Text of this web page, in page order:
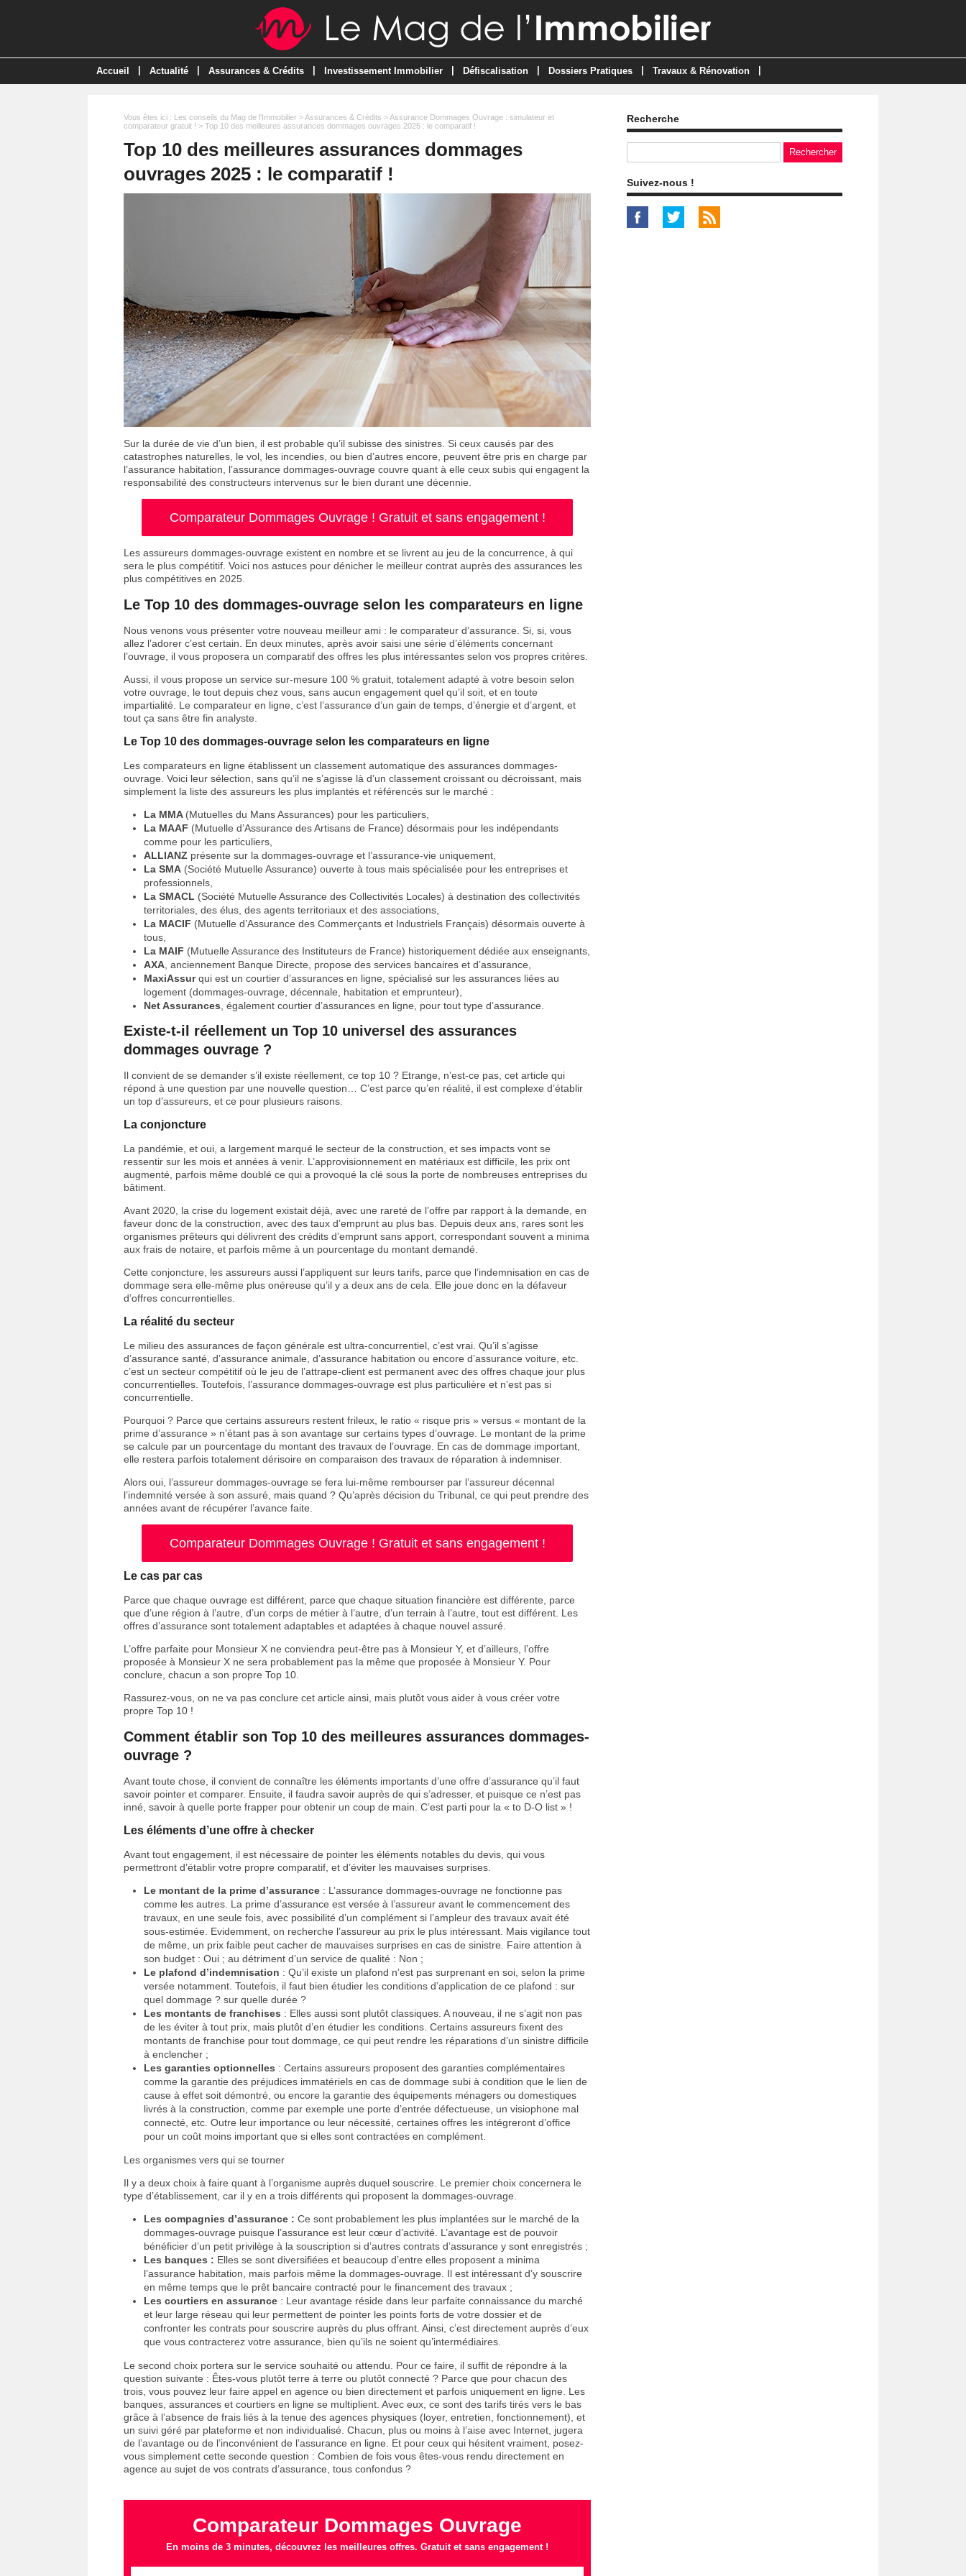
Accueil Actualité Assurances & Crédits Investissement Immobilier Défiscalisation Dossiers Pratiques Travaux & Rénovation
Vous êtes ici : Les conseils du Mag de l'Immobilier >Assurances & Crédits >Assurance Dommages Ouvrage : simulateur et
comparateur gratuit ! > Top 10 des meilleures assurances dommages ouvrages 2025 : le comparatif !
Top 10 des meilleures assurances dommages
ouvrages 2025 : le comparatif !
Sur la durée de vie d’un bien, il est probable qu’il subisse des sinistres. Si ceux causés par des
catastrophes naturelles, le vol, les incendies, ou bien d’autres encore, peuvent être pris en charge par
l’assurance habitation, l’assurance dommages-ouvrage couvre quant à elle ceux subis qui engagent la
responsabilité des constructeurs intervenus sur le bien durant une décennie.
Comparateur Dommages Ouvrage ! Gratuit et sans engagement !
Les assureurs dommages-ouvrage existent en nombre et se livrent au jeu de la concurrence, à qui
sera le plus compétitif. Voici nos astuces pour dénicher le meilleur contrat auprès des assurances les
plus compétitives en 2025.
Le Top 10 des dommages-ouvrage selon les comparateurs en ligne
Nous venons vous présenter votre nouveau meilleur ami : le comparateur d’assurance. Si, si, vous
allez l’adorer c’est certain. En deux minutes, après avoir saisi une série d’éléments concernant
l’ouvrage, il vous proposera un comparatif des offres les plus intéressantes selon vos propres critères.
Aussi, il vous propose un service sur-mesure 100 % gratuit, totalement adapté à votre besoin selon
votre ouvrage, le tout depuis chez vous, sans aucun engagement quel qu’il soit, et en toute
impartialité. Le comparateur en ligne, c’est l’assurance d’un gain de temps, d’énergie et d’argent, et
tout ça sans être fin analyste.
Le Top 10 des dommages-ouvrage selon les comparateurs en ligne
Les comparateurs en ligne établissent un classement automatique des assurances dommages-
ouvrage. Voici leur sélection, sans qu’il ne s’agisse là d’un classement croissant ou décroissant, mais
simplement la liste des assureurs les plus implantés et référencés sur le marché :
La MMA (Mutuelles du Mans Assurances) pour les particuliers,
La MAAF (Mutuelle d’Assurance des Artisans de France) désormais pour les indépendants
comme pour les particuliers,
ALLIANZ présente sur la dommages-ouvrage et l’assurance-vie uniquement,
La SMA (Société Mutuelle Assurance) ouverte à tous mais spécialisée pour les entreprises et
professionnels,
La SMACL (Société Mutuelle Assurance des Collectivités Locales) à destination des collectivités
territoriales, des élus, des agents territoriaux et des associations,
La MACIF (Mutuelle d’Assurance des Commerçants et Industriels Français) désormais ouverte à
tous,
La MAIF (Mutuelle Assurance des Instituteurs de France) historiquement dédiée aux enseignants,
AXA , anciennement Banque Directe, propose des services bancaires et d’assurance,
MaxiAssurqui est un courtier d’assurances en ligne, spécialisé sur les assurances liées au
logement (dommages-ouvrage, décennale, habitation et emprunteur),
Net Assurances , également courtier d’assurances en ligne, pour tout type d’assurance.
Existe-t-il réellement un Top 10 universel des assurances
dommages ouvrage ?
Il convient de se demander s’il existe réellement, ce top 10 ? Etrange, n’est-ce pas, cet article qui
répond à une question par une nouvelle question… C’est parce qu’en réalité, il est complexe d’établir
un top d’assureurs, et ce pour plusieurs raisons.
La conjoncture
La pandémie, et oui, a largement marqué le secteur de la construction, et ses impacts vont se
ressentir sur les mois et années à venir. L’approvisionnement en matériaux est difficile, les prix ont
augmenté, parfois même doublé ce qui a provoqué la clé sous la porte de nombreuses entreprises du
bâtiment.
Avant 2020, la crise du logement existait déjà, avec une rareté de l’offre par rapport à la demande, en
faveur donc de la construction, avec des taux d’emprunt au plus bas. Depuis deux ans, rares sont les
organismes prêteurs qui délivrent des crédits d’emprunt sans apport, correspondant souvent a minima
aux frais de notaire, et parfois même à un pourcentage du montant demandé.
Cette conjoncture, les assureurs aussi l’appliquent sur leurs tarifs, parce que l’indemnisation en cas de
dommage sera elle-même plus onéreuse qu’il y a deux ans de cela. Elle joue donc en la défaveur
d’offres concurrentielles.
La réalité du secteur
Le milieu des assurances de façon générale est ultra-concurrentiel, c’est vrai. Qu’il s’agisse
d’assurance santé, d’assurance animale, d’assurance habitation ou encore d’assurance voiture, etc.
c’est un secteur compétitif où le jeu de l’attrape-client est permanent avec des offres chaque jour plus
concurrentielles. Toutefois, l’assurance dommages-ouvrage est plus particulière et n’est pas si
concurrentielle.
Pourquoi ? Parce que certains assureurs restent frileux, le ratio « risque pris » versus « montant de la
prime d’assurance » n’étant pas à son avantage sur certains types d’ouvrage. Le montant de la prime
se calcule par un pourcentage du montant des travaux de l’ouvrage. En cas de dommage important,
elle restera parfois totalement dérisoire en comparaison des travaux de réparation à indemniser.
Alors oui, l’assureur dommages-ouvrage se fera lui-même rembourser par l’assureur décennal
l’indemnité versée à son assuré, mais quand ? Qu’après décision du Tribunal, ce qui peut prendre des
années avant de récupérer l’avance faite.
Comparateur Dommages Ouvrage ! Gratuit et sans engagement !
Le cas par cas
Parce que chaque ouvrage est différent, parce que chaque situation financière est différente, parce
que d’une région à l’autre, d’un corps de métier à l’autre, d’un terrain à l’autre, tout est différent. Les
offres d’assurance sont totalement adaptables et adaptées à chaque nouvel assuré.
L’offre parfaite pour Monsieur X ne conviendra peut-être pas à Monsieur Y, et d’ailleurs, l’offre
proposée à Monsieur X ne sera probablement pas la même que proposée à Monsieur Y. Pour
conclure, chacun a son propre Top 10.
Rassurez-vous, on ne va pas conclure cet article ainsi, mais plutôt vous aider à vous créer votre
propre Top 10 !
Comment établir son Top 10 des meilleures assurances dommages-
ouvrage ?
Avant toute chose, il convient de connaître les éléments importants d’une offre d’assurance qu’il faut
savoir pointer et comparer. Ensuite, il faudra savoir auprès de qui s’adresser, et puisque ce n’est pas
inné, savoir à quelle porte frapper pour obtenir un coup de main. C’est parti pour la « to D-O list » !
Les éléments d’une offre à checker
Avant tout engagement, il est nécessaire de pointer les éléments notables du devis, qui vous
permettront d’établir votre propre comparatif, et d’éviter les mauvaises surprises.
Le montant de la prime d’assurance : L’assurance dommages-ouvrage ne fonctionne pas
comme les autres. La prime d’assurance est versée à l’assureur avant le commencement des
travaux, en une seule fois, avec possibilité d’un complément si l’ampleur des travaux avait été
sous-estimée. Evidemment, on recherche l’assureur au prix le plus intéressant. Mais vigilance tout
de même, un prix faible peut cacher de mauvaises surprises en cas de sinistre. Faire attention à
son budget : Oui ; au détriment d’un service de qualité : Non ;
Le plafond d’indemnisation : Qu’il existe un plafond n’est pas surprenant en soi, selon la prime
versée notamment. Toutefois, il faut bien étudier les conditions d’application de ce plafond : sur
quel dommage ? sur quelle durée ?
Les montants de franchises : Elles aussi sont plutôt classiques. A nouveau, il ne s’agit non pas
de les éviter à tout prix, mais plutôt d’en étudier les conditions. Certains assureurs fixent des
montants de franchise pour tout dommage, ce qui peut rendre les réparations d’un sinistre difficile
à enclencher ;
Les garanties optionnelles : Certains assureurs proposent des garanties complémentaires
comme la garantie des préjudices immatériels en cas de dommage subi à condition que le lien de
cause à effet soit démontré, ou encore la garantie des équipements ménagers ou domestiques
livrés à la construction, comme par exemple une porte d’entrée défectueuse, un visiophone mal
connecté, etc. Outre leur importance ou leur nécessité, certaines offres les intégreront d’office
pour un coût moins important que si elles sont contractées en complément.
Les organismes vers qui se tourner
Il y a deux choix à faire quant à l’organisme auprès duquel souscrire. Le premier choix concernera le
type d’établissement, car il y en a trois différents qui proposent la dommages-ouvrage.
Les compagnies d’assurance : Ce sont probablement les plus implantées sur le marché de la
dommages-ouvrage puisque l’assurance est leur cœur d’activité. L’avantage est de pouvoir
bénéficier d’un petit privilège à la souscription si d’autres contrats d’assurance y sont enregistrés ;
Les banques : Elles se sont diversifiées et beaucoup d’entre elles proposent a minima
l’assurance habitation, mais parfois même la dommages-ouvrage. Il est intéressant d’y souscrire
en même temps que le prêt bancaire contracté pour le financement des travaux ;
Les courtiers en assurance : Leur avantage réside dans leur parfaite connaissance du marché
et leur large réseau qui leur permettent de pointer les points forts de votre dossier et de
confronter les contrats pour souscrire auprès du plus offrant. Ainsi, c’est directement auprès d’eux
que vous contracterez votre assurance, bien qu’ils ne soient qu’intermédiaires.
Le second choix portera sur le service souhaité ou attendu. Pour ce faire, il suffit de répondre à la
question suivante : Êtes-vous plutôt terre à terre ou plutôt connecté ? Parce que pour chacun des
trois, vous pouvez leur faire appel en agence ou bien directement et parfois uniquement en ligne. Les
banques, assurances et courtiers en ligne se multiplient. Avec eux, ce sont des tarifs tirés vers le bas
grâce à l’absence de frais liés à la tenue des agences physiques (loyer, entretien, fonctionnement), et
un suivi géré par plateforme et non individualisé. Chacun, plus ou moins à l’aise avec Internet, jugera
de l’avantage ou de l’inconvénient de l’assurance en ligne. Et pour ceux qui hésitent vraiment, posez-
vous simplement cette seconde question : Combien de fois vous êtes-vous rendu directement en
agence au sujet de vos contrats d’assurance, tous confondus ?
Comparateur Dommages Ouvrage
En moins de 3 minutes, découvrez les meilleures offres. Gratuit et sans engagement !
Recherche
Suivez-nous !